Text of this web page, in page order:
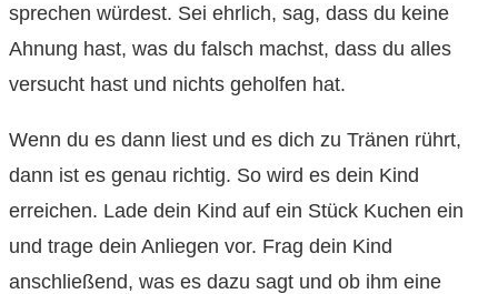
sprechen würdest. Sei ehrlich, sag, dass du keine
Ahnung hast, was du falsch machst, dass du alles
versucht hast und nichts geholfen hat.
Wenn du es dann liest und es dich zu Tränen rührt,
dann ist es genau richtig. So wird es dein Kind
erreichen. Lade dein Kind auf ein Stück Kuchen ein
und trage dein Anliegen vor. Frag dein Kind
anschließend, was es dazu sagt und ob ihm eine